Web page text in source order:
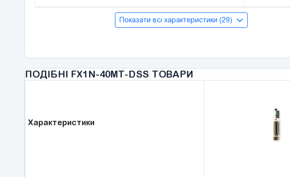
Показати всі характеристики (29)
ПОДІБНІ FX1N-40MT-DSS ТОВАРИ
Характеристики